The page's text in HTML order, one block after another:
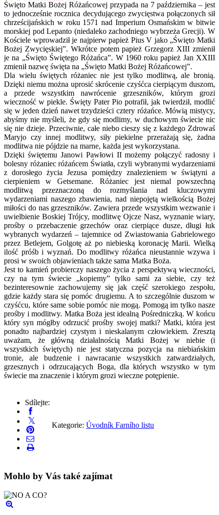
Święto Matki Bożej Różańcowej przypada na 7 października – jest
to jednocześnie rocznica decydującego zwycięstwa połączonych sił
chrześcijańskich w roku 1571 nad Imperium Osmańskim w bitwie
morskiej pod Lepanto (niedaleko zachodniego wybrzeża Grecji). W
Kościele wprowadził je najpierw papież Pius V jako „Święto Matki
Bożej Zwycięskiej”. Wkrótce potem papież Grzegorz XIII zmienił
je na „Święto Świętego Różańca”. W 1960 roku papież Jan XXIII
zmienił nazwę święta na „Święto Matki Bożej Różańcowej”.
Dla wielu świętych różaniec nie jest tylko modlitwą, ale bronią.
Dzięki niemu można uprosić skrócenie czyśćca cierpiącym duszom,
a przede wszystkim nawrócenie grzeszników, którym grozi
wieczność w piekle. Święty Pater Pio potrafił, jak twierdził, modlić
się w jeden dzień nawet trzydzieści cztery różańce. Mówią mistycy,
abyśmy nie myśleli, że gdy się modlimy, w duchowym świecie nic
się nie dzieje. Przeciwnie, całe niebo cieszy się z każdego Zdrowaś
Maryjo czy innej modlitwy, siły piekielne przerażają się, żadna
modlitwa nie pójdzie na marne, każda jest wykorzystana.
Dzięki świętemu Janowi Pawłowi II możemy połączyć radosny i
bolesny różaniec różańcem Światła, czyli wybranymi wydarzeniami
z dorosłego życia Jezusa pomiędzy znalezieniem w świątyni a
cierpieniem w Getsemane. Różaniec jest niemal powszechną
modlitwą przeznaczoną do rozmyślania nad kluczowymi
wydarzeniami naszego zbawienia, nad niepojętą wielkością Bożej
miłości do nas grzeszników. Zawiera przede wszystkim wezwanie i
uwielbienie Boskiej Trójcy, modlitwę Ojcze Nasz, wyznanie wiary,
prośby o przebaczenie grzechów oraz cierpiące dusze, długi łuk
wybranych wydarzeń – tajemnice od Zwiastowania Gabrielowego
przez Betlejem, Golgotę aż po niebieską koronację Marii. Wielką
ilość próśb i wyznań. Do modlitwy różańca nieustannie wzywa i
prosi w swoich objawieniach także sama Matka Boża.
Jest to kamień probierczy naszego życia z perspektywą wieczności,
czy na tym świecie „kopiemy” tylko sami za siebie, czy też
bezinteresownie zachowujemy się jak część szerokiego zespołu,
gdzie każdy stara się pomóc drugiemu. A to szczególnie duszom w
czyśćcu, które same sobie pomóc nie mogą. Pomogą im tylko nasze
prośby i modlitwy. Matka Boża jest idealną Pośredniczką. W końcu
który syn mógłby odrzucić prośby swojej matki? Matki, która jest
ponadto najbardziej czystym i nieskalanym człowiekiem. Zresztą
uważam, że główną działalnością Matki Bożej w niebie (i
wszystkich świętych) nie jest statyczna pozycja na niebiańskim
tronie, ale budzenie i nawracanie wszystkich zatwardziałych,
grzesznych i odrzucających Boga, dla których wszystko w tym
świecie ma znaczenie i którym grozi wieczne potępienie.
Sdílejte:
Kategorie: Úvodník Farního listu
Mohlo by Vás také zajímat